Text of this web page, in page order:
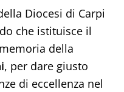
Diocesi di Carpi
che istituisce il
della
, per dare giusto
di eccellenza nel